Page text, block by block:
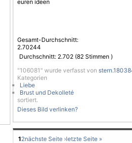
euren ideen
Gesamt-Durchschnitt:
2.70244
Durchschnitt: 2.702 (82 Stimmen )
"106081" wurde verfasst von
Kategorien
Liebe
Brust und Dekolleté
sortiert.
Dieses Bild verlinken?
12nächste Seite ›letzte Seite »